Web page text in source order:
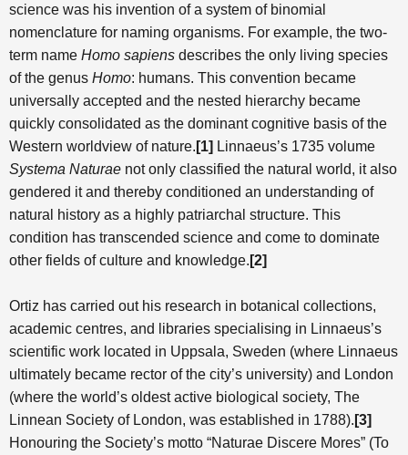
science was his invention of a system of binomial
nomenclature for naming organisms. For example, the two-
term name Homo sapiens describes the only living species
of the genus Homo: humans. This convention became
universally accepted and the nested hierarchy became
quickly consolidated as the dominant cognitive basis of the
Western worldview of nature. [1] Linnaeus’s 1735 volume
Systema Naturae not only classified the natural world, it also
gendered it and thereby conditioned an understanding of
natural history as a highly patriarchal structure. This
condition has transcended science and come to dominate
other fields of culture and knowledge. [2]
Ortiz has carried out his research in botanical collections,
academic centres, and libraries specialising in Linnaeus’s
scientific work located in Uppsala, Sweden (where Linnaeus
ultimately became rector of the city’s university) and London
(where the world’s oldest active biological society, The
Linnean Society of London, was established in 1788). [3]
Honouring the Society’s motto “Naturae Discere Mores” (To